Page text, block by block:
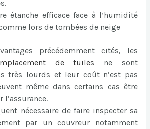
étanche efficace face à l’humidité
lors de tombées de neige
précédemment cités, les
de tuiles
ne sont
très lourds et leur coût n’est pas
même dans certains cas être
l’assurance.
nécessaire de faire inspecter sa
par un couvreur notamment